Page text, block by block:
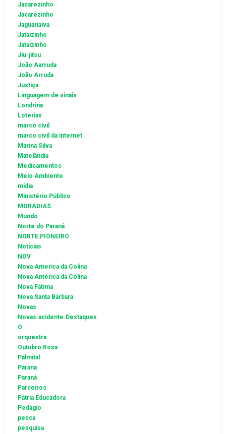
Jacarezinho
Jacarézinho
Jaguariaíva
Jataizinho
Jataízinho
Jiu-jitsu
João Aarruda
João Arruda
Justiça
Linguagem de sinais
Londrina
Loterias
marco civil
marco civil da internet
Marina Silva
Matelândia
Medicamentos
Meio Ambiente
mídia
Ministério Público
MORADIAS
Mundo
Norte do Paraná
NORTE PIONEIRO
Notícias
NOV
Nova America da Colina
Nova América da Colina
Nova Fátima
Nova Santa Bárbara
Novas
Novas.acidente.Destaques
O
orquestra
Outubro Rosa
Palmital
Parana
Paraná
Parceiros
Pátria Educadora
Pedágio
pesca
pesquisa